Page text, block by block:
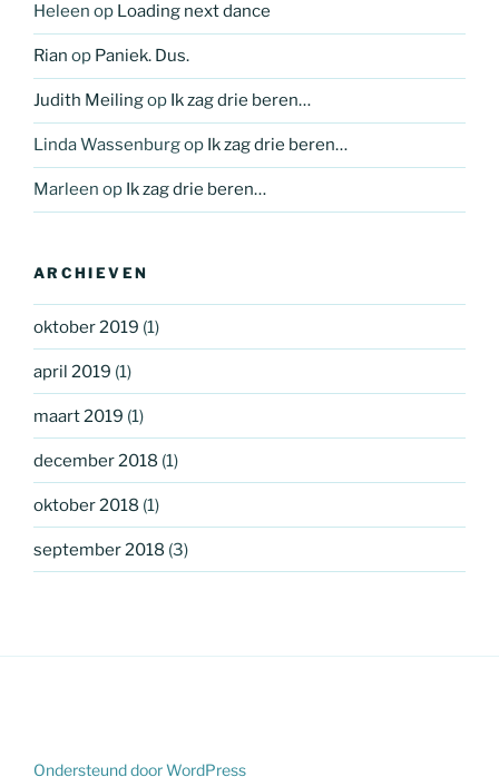
Heleen op Loading next dance
Rian op Paniek. Dus.
Judith Meilingop Ik zag drie beren…
Linda Wassenburgop Ik zag drie beren…
Marleen op Ik zag drie beren…
ARCHIEVEN
oktober 2019 (1)
april 2019 (1)
maart 2019 (1)
december 2018 (1)
oktober 2018 (1)
september 2018 (3)
Ondersteund door WordPress